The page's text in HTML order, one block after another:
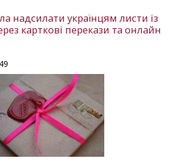
надсилати українцям листи із
карткові перекази та онлайн